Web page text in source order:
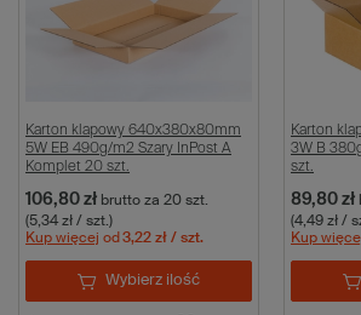
Karton klapowy 640x380x80mm
5W EB 490g/m2 Szary InPost A
Komplet 20 szt.
106,80 zł brutto za 20 szt.
(5,34 zł / szt.)
Kup więcej od 3,22 zł / szt.
Wybierz ilość
Karton
3W B
szt.
89,80 zł
(4,49 zł /
Kup